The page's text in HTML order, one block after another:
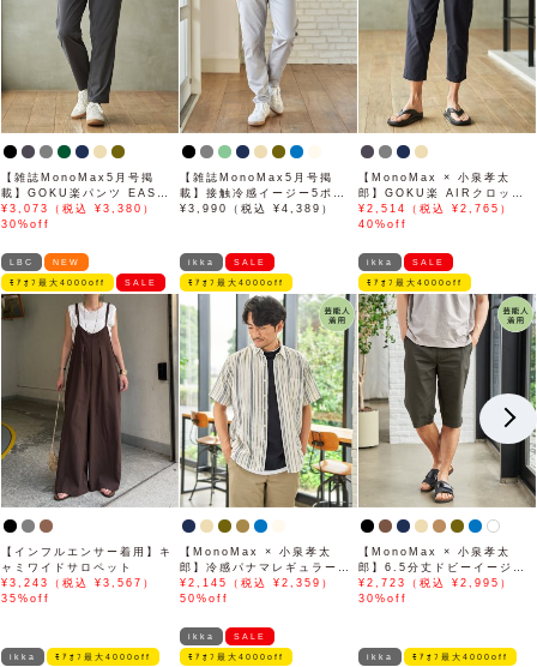
【雑誌MonoMax5月号掲
載】GOKU楽パンツ EASY
STRETCH 冷感アンクル
【接触冷感】「小泉孝太郎さ
¥3,073（税込 ¥3,380）
30%off
【雑誌MonoMax5月号掲
載】接触冷感イージー5ポケ
ット
¥3,990（税込 ¥4,389）
【MonoMax × 小泉孝太
郎】GOKU楽 AIRクロップ
ドパンツ「小泉孝太郎さん着
用モデル」
¥2,514（税込 ¥2,765）
40%off
LBC NEW
ﾓｱｵﾌ最大4000off SALE
【インフルエンサー着用】キ
ャミワイドサロペット
¥3,243（税込 ¥3,567）
35%off
ikka SALE
ﾓｱｵﾌ最大4000off
【MonoMax × 小泉孝太
郎】冷感パナマレギュラーカ
ラー半袖シャツ「小泉孝太郎
さん着用モデル」
¥2,145（税込 ¥2,359）
50%off
ikka SALE
ﾓｱｵﾌ最大4000off
【MonoMax × 小泉孝太
郎】6.5分丈ドビーイージー
ハーフパンツ「小泉孝太郎さ
ん着用モデル」
¥2,723（税込 ¥2,995）
30%off
ikka ﾓｱｵﾌ最大4000off
ikka SALE
ﾓｱｵﾌ最大4000off ikka ﾓｱｵﾌ最大4000off